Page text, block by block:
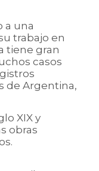
a una
trabajo en
tiene gran
casos
de Argentina,
XIX y
obras